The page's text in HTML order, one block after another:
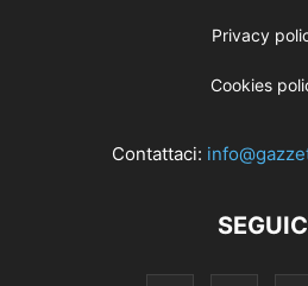
Privacy
Cookies
Contattaci: